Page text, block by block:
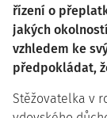
řízení o
jakých
vzhledem ke
předpokládat,
Stěžovatelka v